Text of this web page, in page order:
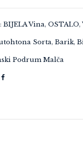
BIJELA Vina,OSTALO,
Sorta,Barik,
Podrum Malča